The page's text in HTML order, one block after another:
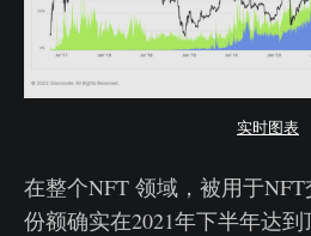
实时图表
在整个NFT 领域，被用于
份额确实在2021年下半年达